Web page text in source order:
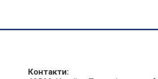
Контакти: